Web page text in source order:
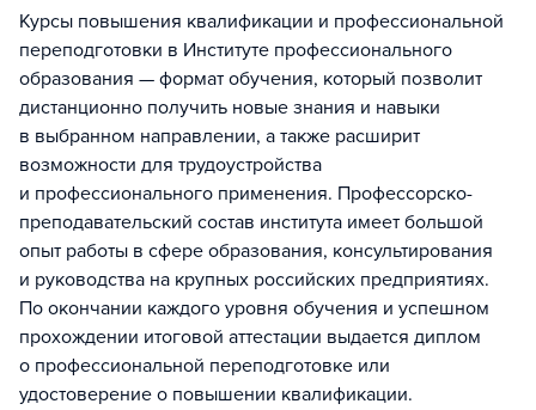
Курсы повышения квалификации и профессиональной
переподготовки в Институте профессионального
образования — формат обучения, который позволит
дистанционно получить новые знания и навыки
в выбранном направлении, а также расширит
возможности для трудоустройства
и профессионального применения. Профессорско-
преподавательский состав института имеет большой
опыт работы в сфере образования, консультирования
и руководства на крупных российских предприятиях.
По окончании каждого уровня обучения и успешном
прохождении итоговой аттестации выдается диплом
о профессиональной переподготовке или
удостоверение о повышении квалификации.